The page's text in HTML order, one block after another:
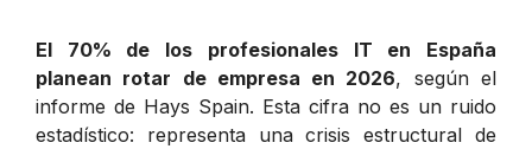
El 70% de los profesionales IT en España
planean rotar de empresa en 2026, según el
informe de Hays Spain. Esta cifra no es un ruido
estadístico: representa una crisis estructural de